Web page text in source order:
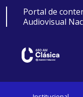
Portal de
Audiovisual